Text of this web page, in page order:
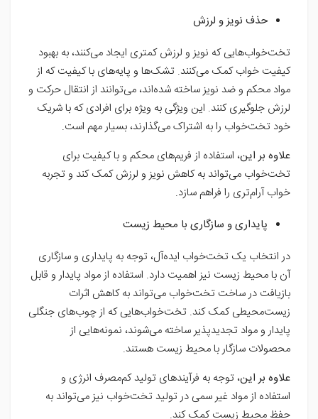
حذف نویز و لرزش
تخت‌خواب‌هایی که نویز و لرزش کمتری ایجاد می‌کنند، به بهبود
کیفیت خواب کمک می‌کنند. تشک‌ها و پایه‌های با کیفیت که از
مواد محکم و ضد نویز ساخته شده‌اند، می‌توانند از انتقال حرکت و
لرزش جلوگیری کنند. این ویژگی به ویژه برای افرادی که با شریک
خود تخت‌خواب را به اشتراک می‌گذارند، بسیار مهم است.
علاوه بر این، استفاده از فریم‌های محکم و با کیفیت برای
تخت‌خواب می‌تواند به کاهش نویز و لرزش کمک کند و تجربه
خواب آرام‌تری را فراهم سازد.
پایداری و سازگاری با محیط زیست
در انتخاب یک تخت‌خواب ایده‌آل، توجه به پایداری و سازگاری
آن با محیط زیست نیز اهمیت دارد. استفاده از مواد پایدار و قابل
بازیافت در ساخت تخت‌خواب می‌تواند به کاهش اثرات
زیست‌محیطی کمک کند. تخت‌خواب‌هایی که از چوب‌های جنگلی
پایدار و مواد تجدیدپذیر ساخته می‌شوند، نمونه‌هایی از
محصولات سازگار با محیط زیست هستند.
علاوه بر این، توجه به فرآیندهای تولید کم‌مصرف انرژی و
استفاده از مواد غیر سمی در تولید تخت‌خواب نیز می‌تواند به
حفظ محیط زیست کمک کند.